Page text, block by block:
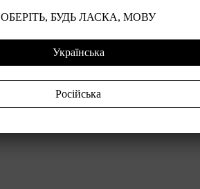
ОБЕРІТЬ, БУДЬ ЛАСКА, МОВУ
Українська
Російська